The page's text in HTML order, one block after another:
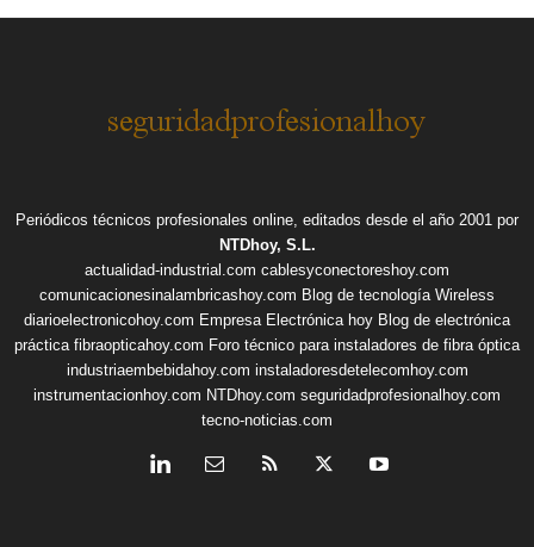
Periódicos técnicos profesionales online, editados desde el año 2001 por
NTDhoy, S.L.
actualidad-industrial.com cablesyconectoreshoy.com
comunicacionesinalambricashoy.com Blog de tecnología Wireless
diarioelectronicohoy.com Empresa Electrónica hoy Blog de electrónica
práctica fibraopticahoy.com Foro técnico para instaladores de fibra óptica
industriaembebidahoy.com instaladoresdetelecomhoy.com
instrumentacionhoy.com NTDhoy.com seguridadprofesionalhoy.com
tecno-noticias.com